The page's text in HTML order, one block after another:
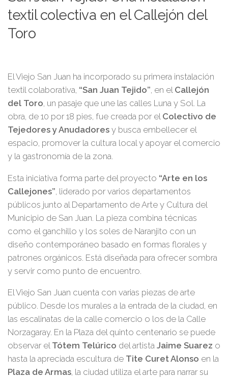
textil colectiva en el Callejón del
Toro
El Viejo San Juan ha incorporado su primera instalación
textil colaborativa, “San Juan Tejido”, en el Callejón
del Toro, un pasaje que une las calles Luna y Sol. La
obra, de 10 por 18 pies, fue creada por el Colectivo de
Tejedores y Anudadores y busca embellecer el
espacio, promover la cultura local y apoyar el comercio
y la gastronomía de la zona.
Esta iniciativa forma parte del proyecto “Arte en los
Callejones” , liderado por varios departamentos
públicos junto al Departamento de Arte y Cultura del
Municipio de San Juan. La pieza combina técnicas
como el ganchillo y los soles de Naranjito con un
diseño contemporáneo basado en formas florales y
patrones orgánicos. Está diseñada para ofrecer sombra
y servir como punto de encuentro.
El Viejo San Juan cuenta con varias piezas de arte
público. Desde los murales a la entrada de la ciudad, en
las escalinatas de la calle comercio o los de la Calle
Norzagaray. En la Plaza del quinto centenario se puede
observar el Tótem Telúrico del artista Jaime Suarez o
hasta la apreciada escultura de Tite Curet Alonso en la
Plaza de Armas, la ciudad utiliza el arte para narrar su